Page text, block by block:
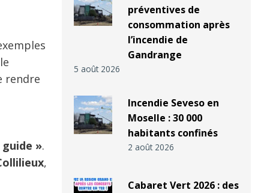
rendre
».
,
préventives de
consommation après
l’incendie de
Gandrange
5 août 2026
Incendie Seveso en
Moselle : 30 000
habitants confinés
2 août 2026
Cabaret Vert 2026 : des